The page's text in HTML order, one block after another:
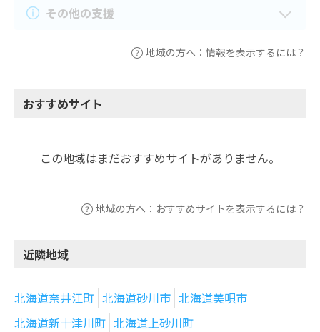
その他の支援
地域の方へ：情報を表示するには？
おすすめサイト
この地域はまだおすすめサイトがありません。
地域の方へ：おすすめサイトを表示するには？
近隣地域
北海道奈井江町 北海道砂川市 北海道美唄市
北海道新十津川町 北海道上砂川町